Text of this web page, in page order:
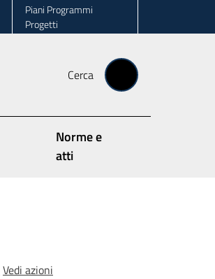
Piani Programmi
Progetti
Cerca
Norme e
atti
Vedi azioni